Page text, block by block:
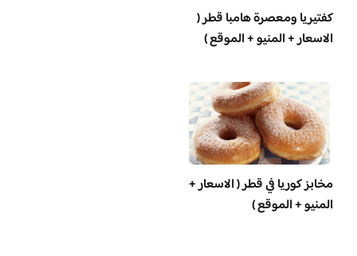
‏كفتيريا ومعصرة هامبا قطر (
الاسعار + المنيو + الموقع )
مخابز كوريا في قطر ( الاسعار +
المنيو + الموقع )